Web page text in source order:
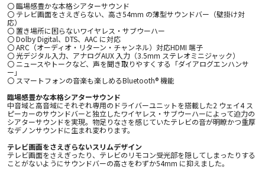
〇 臨場感豊かな本格シアターサウンド
〇 テレビ画面をさえぎらない、高さ54mm の薄型サウンドバー（壁掛け対
応）
〇 置き場所に困らないワイヤレス・サブウーハー
〇 Dolby Digital、DTS、AAC に対応
〇 ARC（オーディオ・リターン・チャンネル）対応HDMI 端子
〇 光デジタル入力、アナログAUX 入力（3.5mm ステレオミニジャック）
〇 ニュースやトークなど、声を聞き取りやすくする「ダイアログエンハンサ
ー」
〇 スマートフォンの音楽も楽しめるBluetooth® 機能
臨場感豊かな本格シアターサウンド
中音域と高音域にそれぞれ専用のドライバーユニットを搭載した2 ウェイ4 ス
ピーカーのサウンドバーと独立したワイヤレス・サブウーハーによって迫力の
シアターサウンドを実現。物足りなさを感じていたテレビの音が明瞭かつ重厚
なデノンサウンドに生まれ変わります。
テレビ画面をさえぎらないスリムデザイン
テレビ画面をさえぎったり、テレビのリモコン受光部を隠してしまったりする
ことがないようにサウンドバーの高さをわずか54mm に抑えました。